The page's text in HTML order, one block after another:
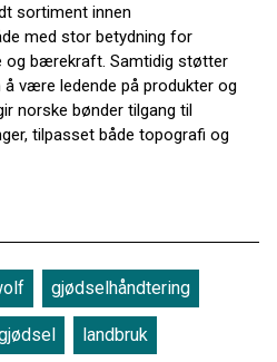
sortiment innen
med stor betydning for
og bærekraft. Samtidig støtter
være ledende på produkter og
norske bønder tilgang til
tilpasset både topografi og
gjødselhåndtering
landbruk